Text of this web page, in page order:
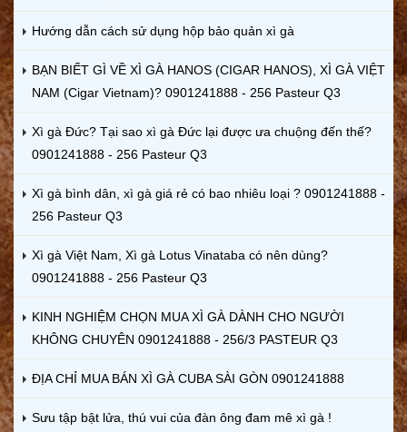
Hướng dẫn cách sử dụng hộp bảo quản xì gà
BẠN BIẾT GÌ VỀ XÌ GÀ HANOS (CIGAR HANOS), XÌ GÀ VIỆT
NAM (Cigar Vietnam)? 0901241888 - 256 Pasteur Q3
Xì gà Đức? Tại sao xì gà Đức lại được ưa chuộng đến thế?
0901241888 - 256 Pasteur Q3
Xì gà bình dân, xì gà giá rẻ có bao nhiêu loại ? 0901241888 -
256 Pasteur Q3
Xì gà Việt Nam, Xì gà Lotus Vinataba có nên dùng?
0901241888 - 256 Pasteur Q3
KINH NGHIỆM CHỌN MUA XÌ GÀ DÀNH CHO NGƯỜI
KHÔNG CHUYÊN 0901241888 - 256/3 PASTEUR Q3
ĐỊA CHỈ MUA BÁN XÌ GÀ CUBA SÀI GÒN 0901241888
Sưu tập bật lửa, thú vui của đàn ông đam mê xì gà !